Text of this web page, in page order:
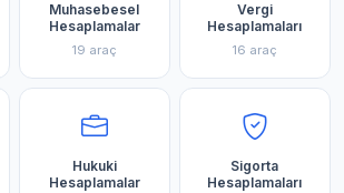
Muhasebesel
Hesaplamalar
19 araç
Vergi
Hesaplamaları
16 araç
Hukuki
Hesaplamalar
Sigorta
Hesaplamaları